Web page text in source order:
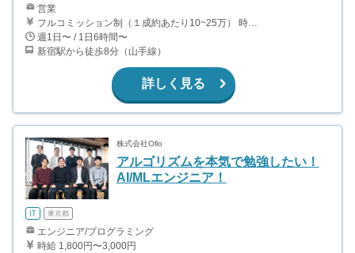
営業
フルコミッション制（１成約あたり10~25万） 時給換算で（2000円〜2500円）程度が目安となります。 月100万を稼ぐ学生多数在籍しています。 ■収入例 〇入社1か月目（早稲田大学2年生） 役職：アポインター 月間1契約×10万円＝10万円 ＋交通費 〇入社3か月目（明治大学2年生） 役職：アポインター 月間2契約×13万円＝26万円 ＋交通費 〇入社6か月目（慶應義塾大学3年生） 役職：アポインター 月間5契約×15万円＝75万円 ＋交通費 〇入社15か月目（東京大学3年生） 役職：クローザー 月間3契約×25万=75万円 ＋交通費 交通費支給あり
週1日〜 / 1日6時間〜
新宿駅から徒歩8分（山手線）
詳しく見る
株式会社Ollo
アルゴリズムを本気で勉強したい！
AI/MLエンジニア！
IT 東京都
エンジニア/プログラミング
時給 1,800円〜3,000円